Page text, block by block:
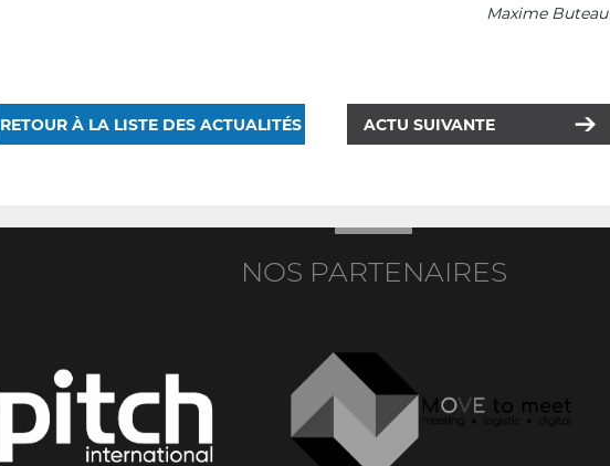
Maxime Buteau
RETOUR À LA LISTE DES ACTUALITÉS ACTU SUIVANTE
NOS PARTENAIRES